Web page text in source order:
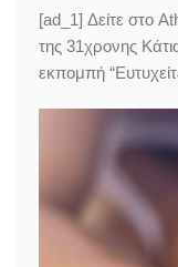
[ad_1] Δείτε στο
της 31χρονης
εκπομπή